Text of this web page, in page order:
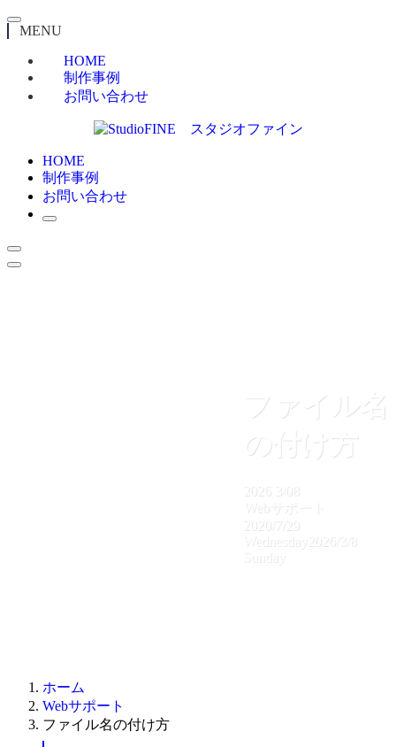
MENU
HOME
制作事例
お問い合わせ
HOME
制作事例
お問い合わせ
ファイル名
の付け方
2026
3/08
Webサポート
2020/7/29
Wednesday
2026/3/8
Sunday
ホーム
Webサポート
ファイル名の付け方